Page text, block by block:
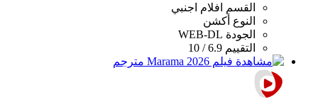
القسم
افلام اجنبي
النوع أكشن
الجودة WEB-DL
التقييم 6.9 / 10